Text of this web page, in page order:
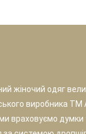
жіночий одяг
виробника
враховуємо